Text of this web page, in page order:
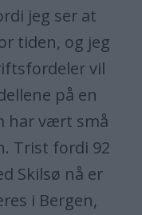
jeg ser at
tiden, og jeg
vil
på en
har vært små
Trist fordi 92
Skilsø nå er
i Bergen,